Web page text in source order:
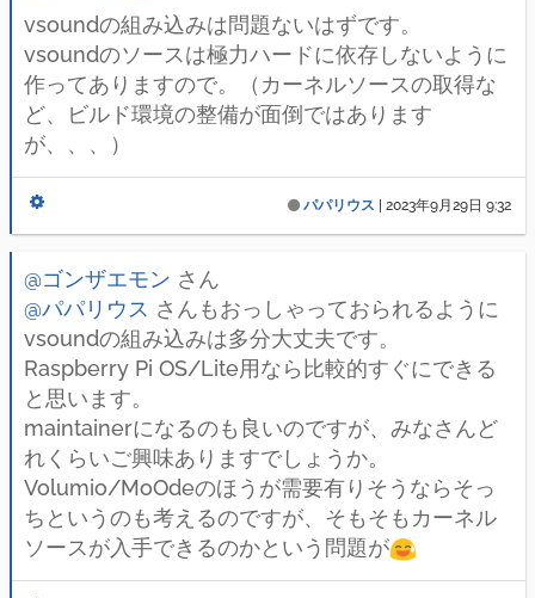
vsoundの組み込みは問題ないはずです。
vsoundのソースは極力ハードに依存しないように
作ってありますので。（カーネルソースの取得な
ど、ビルド環境の整備が面倒ではあります
が、、、）
パパリウス 2023年9月29日 9:32
@ゴンザエモン さん
@パパリウス さんもおっしゃっておられるように
vsoundの組み込みは多分大丈夫です。
Raspberry Pi OS/Lite用なら比較的すぐにできる
と思います。
maintainerになるのも良いのですが、みなさんど
れくらいご興味ありますでしょうか。
Volumio/MoOdeのほうが需要有りそうならそっ
ちというのも考えるのですが、そもそもカーネル
ソースが入手できるのかという問題が